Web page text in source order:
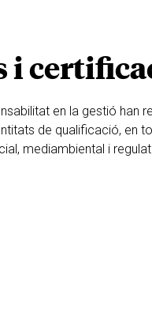
i
en la gestió han
de qualificació, en
mediambiental i